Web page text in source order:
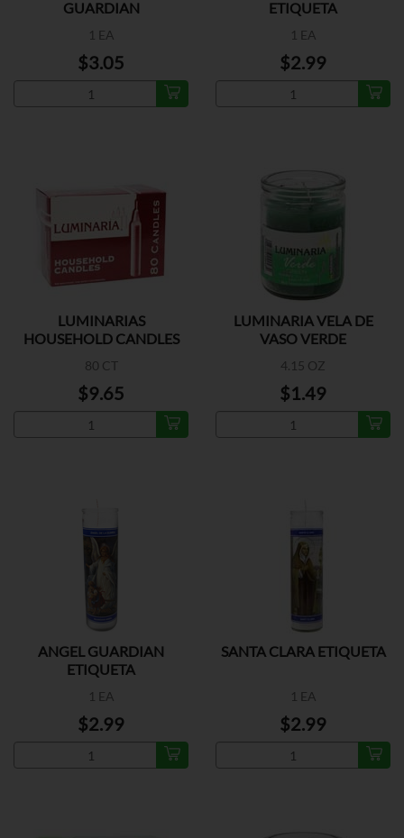
GUARDIAN
1 EA
$3.05
ETIQUETA
1 EA
$2.99
LUMINARIAS
HOUSEHOLD CANDLES
80 CT
$9.65
LUMINARIA VELA DE
VASO VERDE
4.15 OZ
$1.49
ANGEL GUARDIAN
ETIQUETA
1 EA
$2.99
SANTA CLARA ETIQUETA
1 EA
$2.99